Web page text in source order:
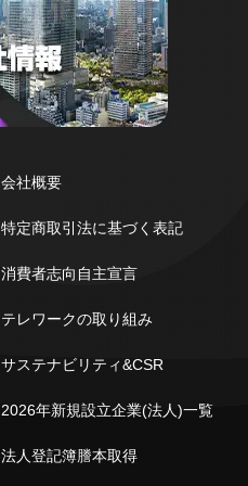
会社概要
特定商取引法に基づく表記
消費者志向自主宣言
テレワークの取り組み
サステナビリティ&CSR
2026年新規設立企業(法人)一覧
法人登記簿謄本取得